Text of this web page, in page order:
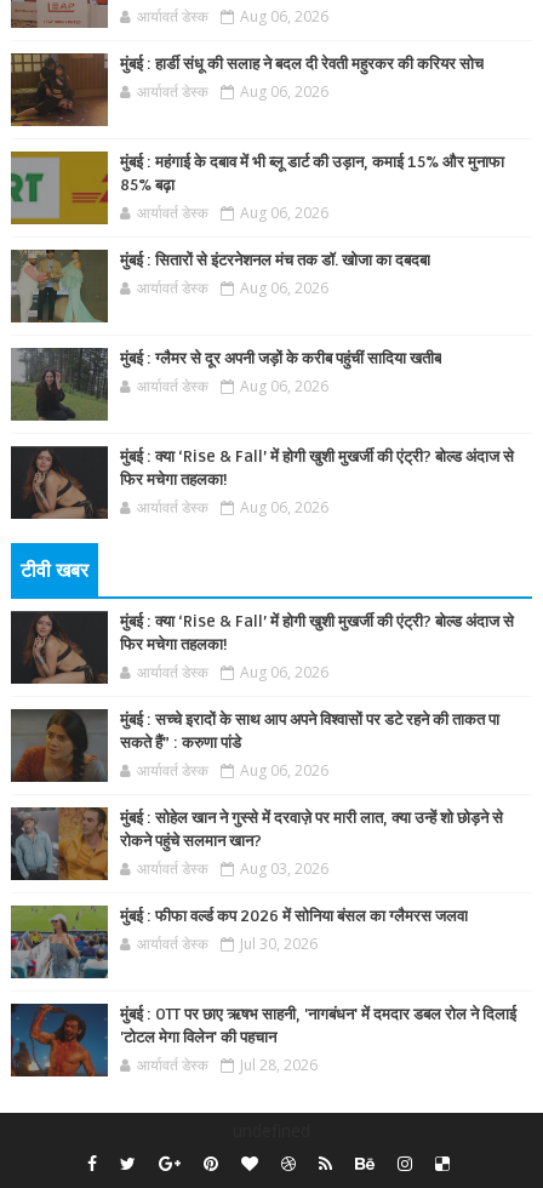
आर्यावर्त डेस्क Aug 06, 2026
मुंबई : हार्डी संधू की सलाह ने बदल दी रेवती महुरकर की करियर सोच
आर्यावर्त डेस्क Aug 06, 2026
मुंबई : महंगाई के दबाव में भी ब्लू डार्ट की उड़ान, कमाई 15% और मुनाफा
85% बढ़ा
आर्यावर्त डेस्क Aug 06, 2026
मुंबई : सितारों से इंटरनेशनल मंच तक डॉ. खोजा का दबदबा
आर्यावर्त डेस्क Aug 06, 2026
मुंबई : ग्लैमर से दूर अपनी जड़ों के करीब पहुंचीं सादिया खतीब
आर्यावर्त डेस्क Aug 06, 2026
मुंबई : क्या ‘Rise & Fall’ में होगी खुशी मुखर्जी की एंट्री? बोल्ड अंदाज से
फिर मचेगा तहलका!
आर्यावर्त डेस्क Aug 06, 2026
टीवी खबर
मुंबई : क्या ‘Rise & Fall’ में होगी खुशी मुखर्जी की एंट्री? बोल्ड अंदाज से
फिर मचेगा तहलका!
आर्यावर्त डेस्क Aug 06, 2026
मुंबई : सच्चे इरादों के साथ आप अपने विश्वासों पर डटे रहने की ताकत पा
सकते हैं” : करुणा पांडे
आर्यावर्त डेस्क Aug 06, 2026
मुंबई : सोहेल खान ने गुस्से में दरवाज़े पर मारी लात, क्या उन्हें शो छोड़ने से
रोकने पहुंचे सलमान खान?
आर्यावर्त डेस्क Aug 03, 2026
मुंबई : फीफा वर्ल्ड कप 2026 में सोनिया बंसल का ग्लैमरस जलवा
आर्यावर्त डेस्क Jul 30, 2026
मुंबई : OTT पर छाए ऋषभ साहनी, 'नागबंधन' में दमदार डबल रोल ने दिलाई
'टोटल मेगा विलेन' की पहचान
आर्यावर्त डेस्क Jul 28, 2026